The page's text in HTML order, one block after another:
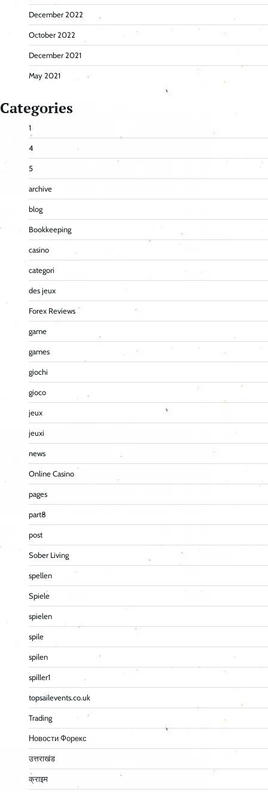
December 2022
October 2022
December 2021
May 2021
Categories
1
4
5
archive
blog
Bookkeeping
casino
categori
des jeux
Forex Reviews
game
games
giochi
gioco
jeux
jeuxi
news
Online Casino
pages
part8
post
Sober Living
spellen
Spiele
spielen
spile
spilen
spiller1
topsailevents.co.uk
Trading
Новости Форекс
उत्तराखंड
क्राइम